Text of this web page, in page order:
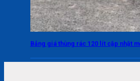
Bảng giá thùng rác 120 lít cập nhật